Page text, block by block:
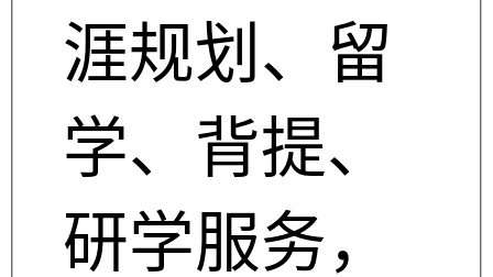
涯规划、留
学、背提、
研学服务，